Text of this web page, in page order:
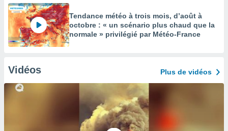
Tendance météo à trois mois, d’août à
octobre : « un scénario plus chaud que la
normale » privilégié par Météo-France
Vidéos Plus de vidéos